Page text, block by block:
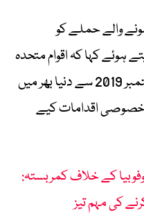
والے حملے کو
ہوئے کہا کہ اقوام متحدہ
کے سیکرٹری جنرل کی ہدایت پر ستمبر 2019 سے دنیا بھر میں
اقدامات کیے
کے خلاف کمربستہ:
کی مہم تیز